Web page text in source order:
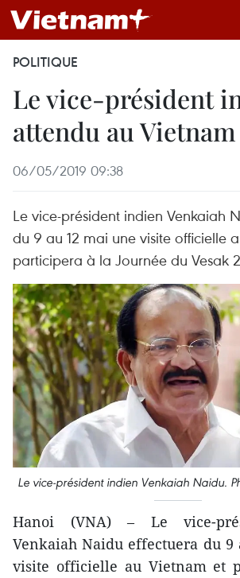
POLITIQUE
Le vice-président
attendu au Vietnam
06/05/2019 09:38
Le vice-président indien Venkaiah
du 9 au 12 mai une visite officielle
participera à la Journée du Vesak
Le vice-président indien Venkaiah Naidu.
Hanoi (VNA) – Le vice-
Venkaiah Naidu effectuera du
visite officielle au Vietnam et